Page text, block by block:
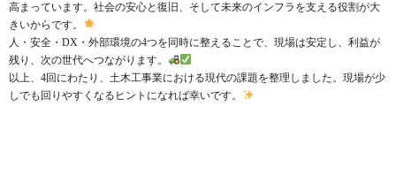
高まっています。社会の安心と復旧、そして未来のインフラを支える役割が大
きいからです。
人・安全・DX・外部環境の4つを同時に整えることで、現場は安定し、利益が
残り、次の世代へつながります。
以上、4回にわたり、土木工事業における現代の課題を整理しました。現場が少
しでも回りやすくなるヒントになれば幸いです。